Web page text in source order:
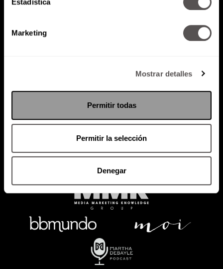
Estadística
Marketing
Mostrar detalles
Permitir todas
Permitir la selección
Denegar
Política de Privacidad
PODCAST RADIO MARTHA EVENTOS
SACA TU ID